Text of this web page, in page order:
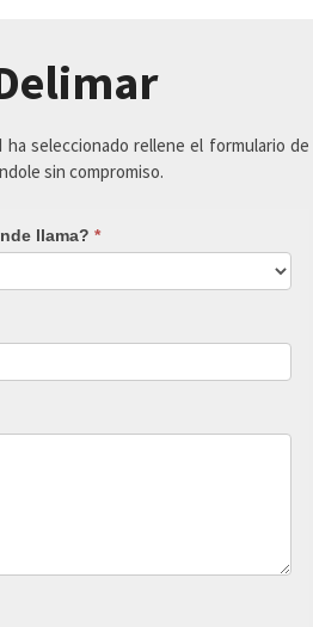
seleccionado rellene el formulario de
sin compromiso.
llama? *